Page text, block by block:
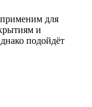
для
и
подойдёт